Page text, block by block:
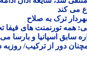
کند
ترک به صلاح
تورنمنت های فیفا
اسپانیا و بارسا می
دور از ترکیب/ روزبه